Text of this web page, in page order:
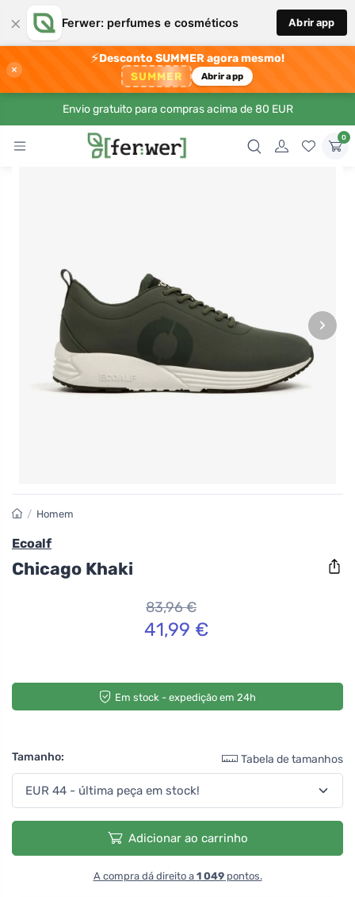
× Ferwer: perfumes e cosméticos Abrir app
×
⚡Desconto SUMMER agora mesmo!
SUMMER Abrir app
Envio gratuito para compras acima de 80 EUR
0
›
/ Homem
Ecoalf
Chicago Khaki
83,96 €
41,99 €
Em stock - expedição em 24h
Tamanho: Tabela de tamanhos
Adicionar ao carrinho
A compra dá direito a 1 049pontos.